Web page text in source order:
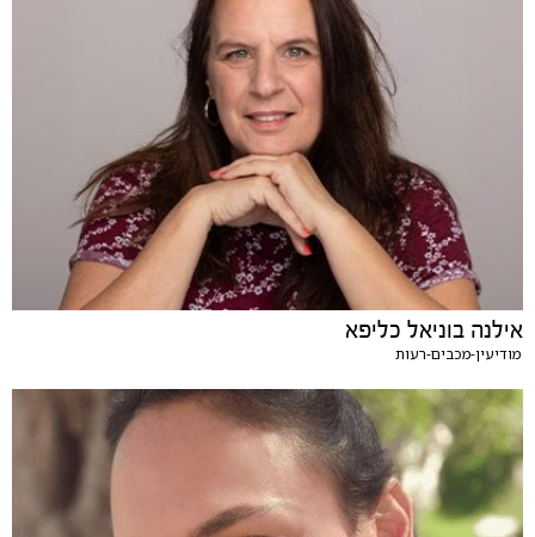
אילנה בוניאל כליפא
מודיעין-מכבים-רעות